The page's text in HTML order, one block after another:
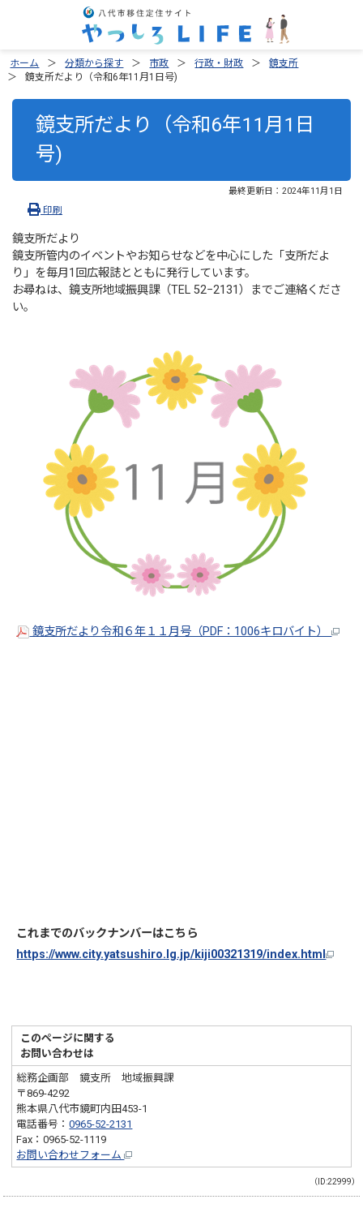
ホーム 分類から探す 市政 行政・財政
鏡支所
鏡支所だより（令和6年11月1日号)
鏡支所だより（令和6年11月1日
号)
最終更新日： 2024年11月1日
印刷
鏡支所だより
鏡支所管内のイベントやお知らせなどを中心にした「支所だよ
り」を毎月1回広報誌とともに発行しています。
お尋ねは、鏡支所地域振興課（TEL 52−2131）までご連絡くださ
い。
鏡支所だより令和６年１１月号（PDF：1006キロバイト）
これまでのバックナンバーはこちら
https://www.city.yatsushiro.lg.jp/kiji00321319/index.html
このページに関する
お問い合わせは
総務企画部 鏡支所 地域振興課
〒869-4292
熊本県八代市鏡町内田453-1
電話番号：0965-52-2131
Fax：0965-52-1119
お問い合わせフォーム
（ID:22999）